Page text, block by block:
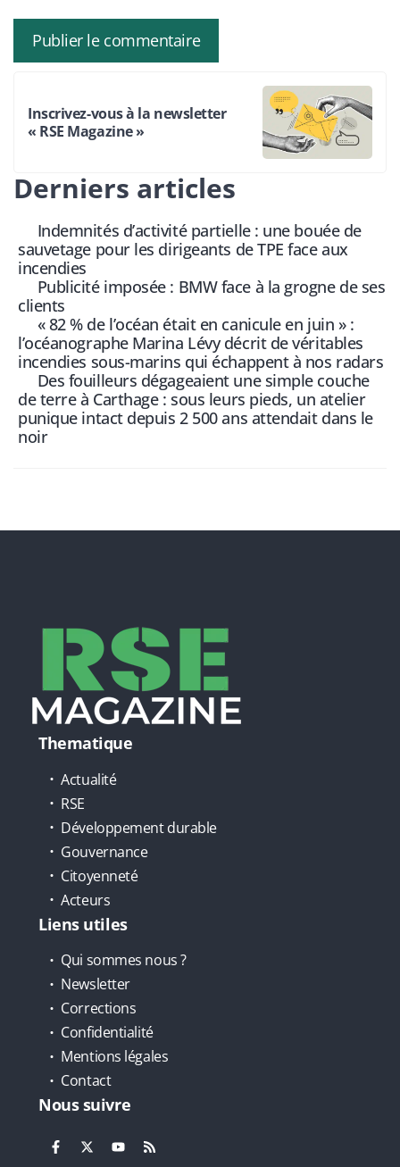
Inscrivez-vous à la newsletter
« RSE Magazine »
Derniers articles
Indemnités d’activité partielle : une bouée de
sauvetage pour les dirigeants de TPE face aux
incendies
Publicité imposée : BMW face à la grogne de ses
clients
« 82 % de l’océan était en canicule en juin » :
l’océanographe Marina Lévy décrit de véritables
incendies sous-marins qui échappent à nos radars
Des fouilleurs dégageaient une simple couche
de terre à Carthage : sous leurs pieds, un atelier
punique intact depuis 2 500 ans attendait dans le
noir
Thematique
Actualité
RSE
Développement durable
Gouvernance
Citoyenneté
Acteurs
Liens utiles
Qui sommes nous ?
Newsletter
Corrections
Confidentialité
Mentions légales
Contact
Nous suivre